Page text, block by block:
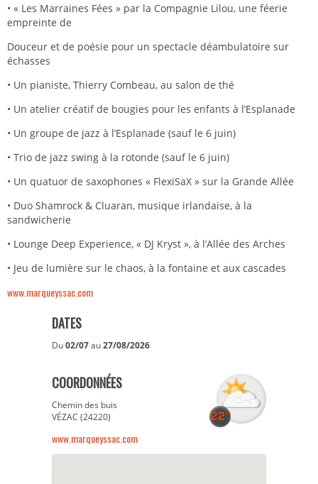
• « Les Marraines Fées » par la Compagnie Lilou, une féerie
empreinte de
Douceur et de poésie pour un spectacle déambulatoire sur
échasses
• Un pianiste, Thierry Combeau, au salon de thé
• Un atelier créatif de bougies pour les enfants à l’Esplanade
• Un groupe de jazz à l’Esplanade (sauf le 6 juin)
• Trio de jazz swing à la rotonde (sauf le 6 juin)
• Un quatuor de saxophones « FlexiSaX » sur la Grande Allée
• Duo Shamrock & Cluaran, musique irlandaise, à la
sandwicherie
• Lounge Deep Experience, « DJ Kryst », à l’Allée des Arches
• Jeu de lumière sur le chaos, à la fontaine et aux cascades
www.marqueyssac.com
DATES
Du02/07au27/08/2026
COORDONNÉES
Chemin des buis
VÉZAC (24220)
www.marqueyssac.com